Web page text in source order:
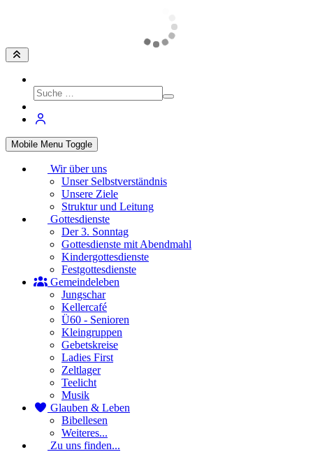
Mobile Menu Toggle
Wir über uns
Unser Selbstverständnis
Unsere Ziele
Struktur und Leitung
Gottesdienste
Der 3. Sonntag
Gottesdienste mit Abendmahl
Kindergottesdienste
Festgottesdienste
Gemeindeleben
Jungschar
Kellercafé
Ü60 - Senioren
Kleingruppen
Gebetskreise
Ladies First
Zeltlager
Teelicht
Musik
Glauben & Leben
Bibellesen
Weiteres...
Zu uns finden...